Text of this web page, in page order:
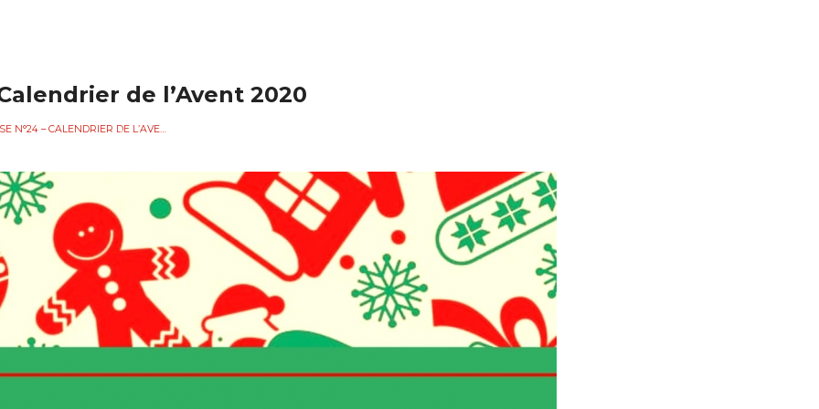
L'ÉCOLE DE MUSIQUE
de l’Avent 2020
CASE N°24 – CALENDRIER DE L’AVENT 2020